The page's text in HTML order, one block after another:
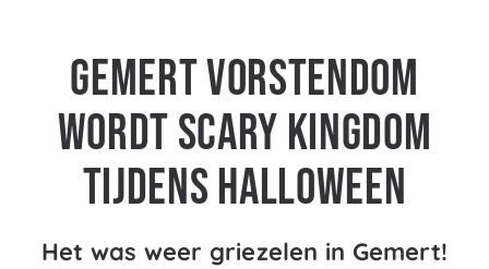
Gemert Vorstendom
wordt Scary Kingdom
tijdens Halloween
Het was weer griezelen in Gemert!